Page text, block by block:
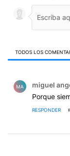
TODOS LOS
MA miguel
Porque
RESPONDER